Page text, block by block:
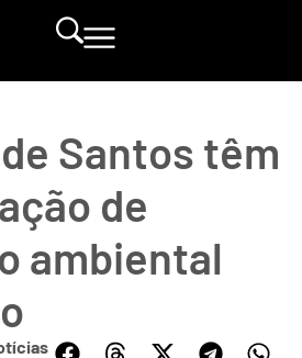
Santos têm
de
ambiental